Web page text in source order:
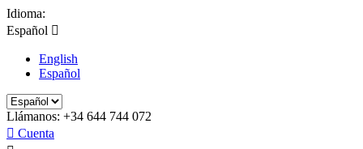
Idioma:
Español 
English
Español
Llámanos: +34 644 744 072
 Cuenta